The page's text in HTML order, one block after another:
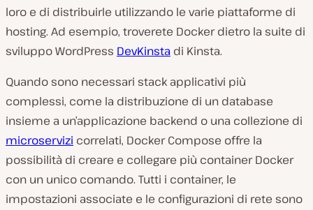
loro e di distribuirle utilizzando le varie piattaforme di
hosting. Ad esempio, troverete Docker dietro la suite di
sviluppo WordPress DevKinsta di Kinsta.
Quando sono necessari stack applicativi più
complessi, come la distribuzione di un database
insieme a un’applicazione backend o una collezione di
microservizi correlati, Docker Compose offre la
possibilità di creare e collegare più container Docker
con un unico comando. Tutti i container, le
impostazioni associate e le configurazioni di rete sono